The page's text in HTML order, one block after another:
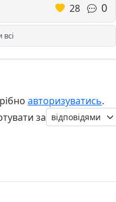
28 0
авторизуватись.
за